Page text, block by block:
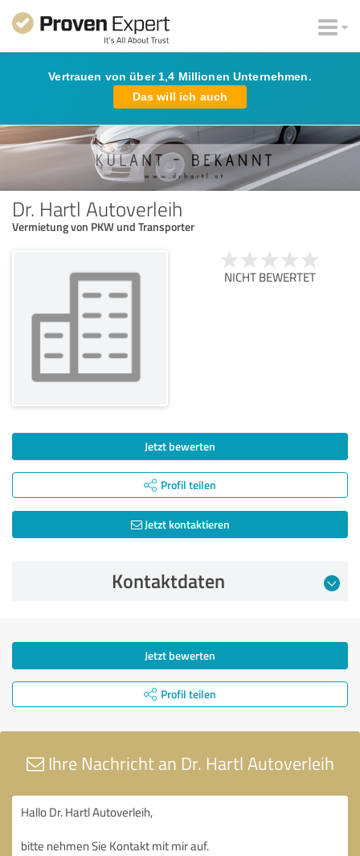
Vertrauen von über 1,4 Millionen Unternehmen.
Das will ich auch
Dr. Hartl Autoverleih
Vermietung von PKW und Transporter
NICHT BEWERTET
Jetzt bewerten
Profil teilen
Jetzt kontaktieren
Kontaktdaten
Jetzt bewerten
Profil teilen
Ihre Nachricht an Dr. Hartl Autoverleih